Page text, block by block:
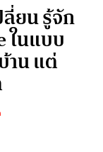
ยน รู้จัก
ในแบบ
าน แต่